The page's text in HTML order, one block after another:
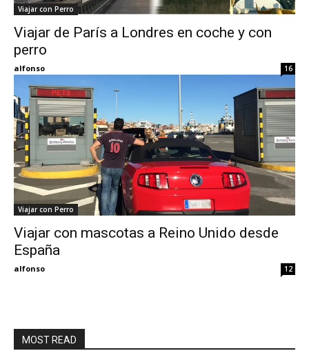
Viajar con Perro
Viajar de París a Londres en coche y con
perro
alfonso 16
Viajar con Perro
Viajar con mascotas a Reino Unido desde
España
alfonso 12
MOST READ